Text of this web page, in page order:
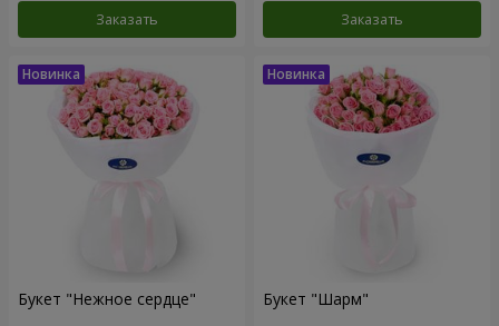
Заказать Заказать
Букет "Нежное сердце" Букет "Шарм"